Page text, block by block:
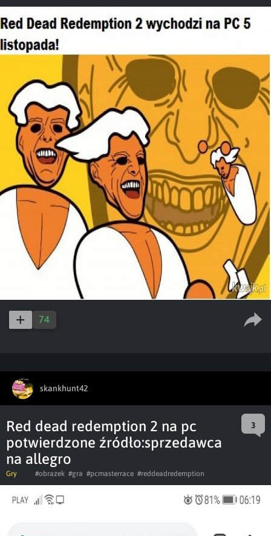
74
skankhunt42
Red dead redemption 2 na pc
potwierdzone źródło:sprzedawca
na allegro
3
Gry #obrazek #gra #pcmasterrace #reddeadredemption